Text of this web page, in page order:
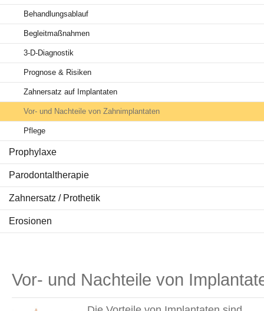
Behandlungsablauf
Begleitmaßnahmen
3-D-Diagnostik
Prognose & Risiken
Zahnersatz auf Implantaten
Vor- und Nachteile von Zahnimplantaten
Pflege
Prophylaxe
Parodontaltherapie
Zahnersatz / Prothetik
Erosionen
Vor- und Nachteile von